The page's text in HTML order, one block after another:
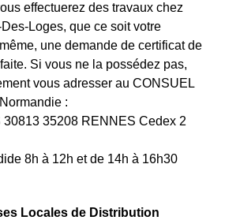
effectuerez des travaux chez
Loges, que ce soit votre
une demande de certificat de
Si vous ne la possédez pas,
vous adresser au CONSUEL
:
30813 35208 RENNES Cedex 2
8h à 12h et de 14h à 16h30
Locales de Distribution